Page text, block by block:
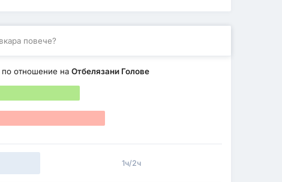
повече?
по отношение наОтбелязани Голове
1ч/2ч